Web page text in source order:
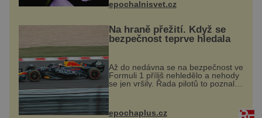
vstupenka...
epochalnisvet.cz
Na hraně přežití. Když se
bezpečnost teprve hledala
Až do nedávna se na bezpečnost ve
Formuli 1 příliš nehledělo a nehody
se jen vršily. Řada pilotů to poznala
na vlastní kůži, často s trvalými
následky nebo bohužel i ztrátou
života. Dnes nepochopiteln...
epochaplus.cz